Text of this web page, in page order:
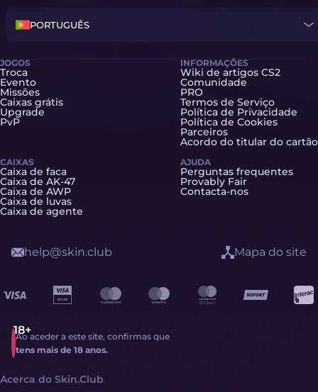
PORTUGUÊS
JOGOS
Troca
Evento
Missões
Caixas grátis
Upgrade
PvP
CAIXAS
Caixa de faca
Caixa de AK-47
Caixa de AWP
Caixa de luvas
Caixa de agente
INFORMAÇÕES
Wiki de artigos CS2
Comunidade
PRO
Termos de Serviço
Política de Privacidade
Política de Cookies
Parceiros
Acordo do titular do cartão
AJUDA
Perguntas frequentes
Provably Fair
Contacta-nos
Ao aceder a este site, confirmas que
tens mais de 18 anos.
help@skin.club Mapa do site
Acerca do Skin.Club